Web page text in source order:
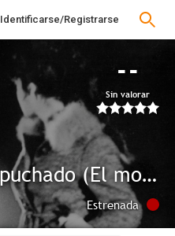
Identificarse/Registrarse
--
Sin valorar
El encapuchado (El monje siniestro)
Estrenada